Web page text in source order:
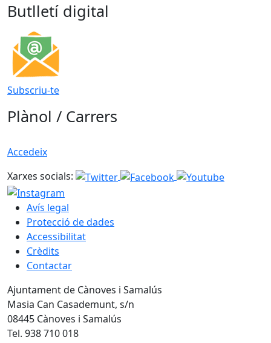
Butlletí digital
Subscriu-te
Plànol / Carrers
Accedeix
Xarxes socials:
Avís legal
Protecció de dades
Accessibilitat
Crèdits
Contactar
Ajuntament de Cànoves i Samalús
Masia Can Casademunt, s/n
08445 Cànoves i Samalús
Tel. 938 710 018